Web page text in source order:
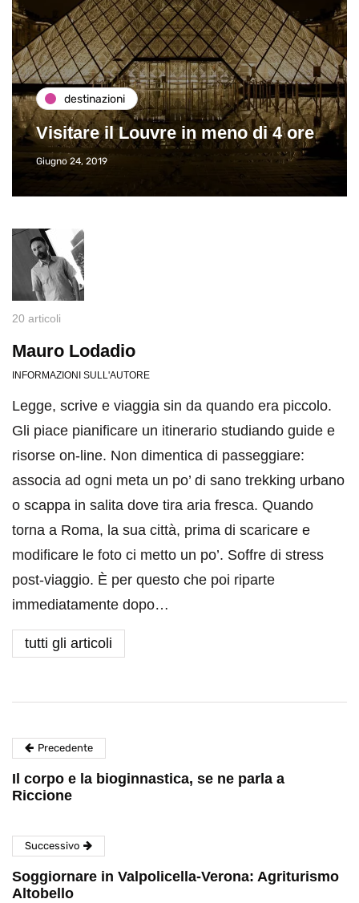
destinazioni
Visitare il Louvre in meno di 4 ore
Giugno 24, 2019
20 articoli
Mauro Lodadio
INFORMAZIONI SULL'AUTORE
Legge, scrive e viaggia sin da quando era piccolo.
Gli piace pianificare un itinerario studiando guide e
risorse on-line. Non dimentica di passeggiare:
associa ad ogni meta un po’ di sano trekking urbano
o scappa in salita dove tira aria fresca. Quando
torna a Roma, la sua città, prima di scaricare e
modificare le foto ci metto un po’. Soffre di stress
post-viaggio. È per questo che poi riparte
immediatamente dopo…
tutti gli articoli
Precedente
Il corpo e la bioginnastica, se ne parla a
Riccione
Successivo
Soggiornare in Valpolicella-Verona: Agriturismo
Altobello